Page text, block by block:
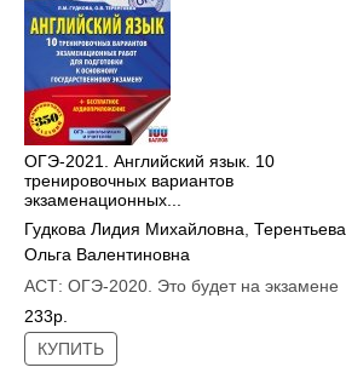
ОГЭ-2021. Английский язык. 10
тренировочных вариантов
экзаменационных...
Гудкова Лидия Михайловна Терентьева
Ольга Валентиновна
АСТ: ОГЭ-2020. Это будет на экзамене
233р.
КУПИТЬ